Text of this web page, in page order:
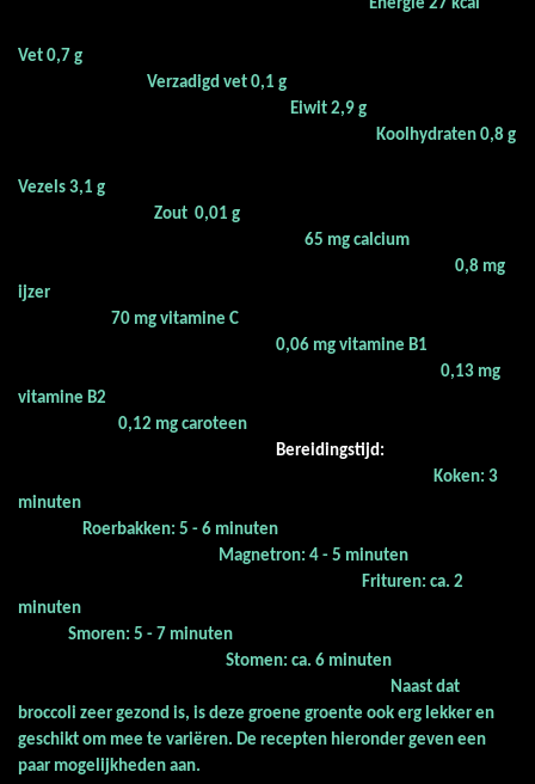
Energie 27 kcal
Vet 0,7 g
Verzadigd vet 0,1 g
Eiwit 2,9 g
Koolhydraten 0,8 g
Vezels 3,1 g
Zout 0,01 g
65 mg calcium
0,8 mg
ijzer
70 mg vitamine C
0,06 mg vitamine B1
0,13 mg
vitamine B2
0,12 mg caroteen
Bereidingstijd:
Koken: 3
minuten
Roerbakken: 5 - 6 minuten
Magnetron: 4 - 5 minuten
Frituren: ca. 2
minuten
Smoren: 5 - 7 minuten
Stomen: ca. 6 minuten
Naast dat
broccoli zeer gezond is, is deze groene groente ook erg lekker en
geschikt om mee te variëren. De recepten hieronder geven een
paar mogelijkheden aan.